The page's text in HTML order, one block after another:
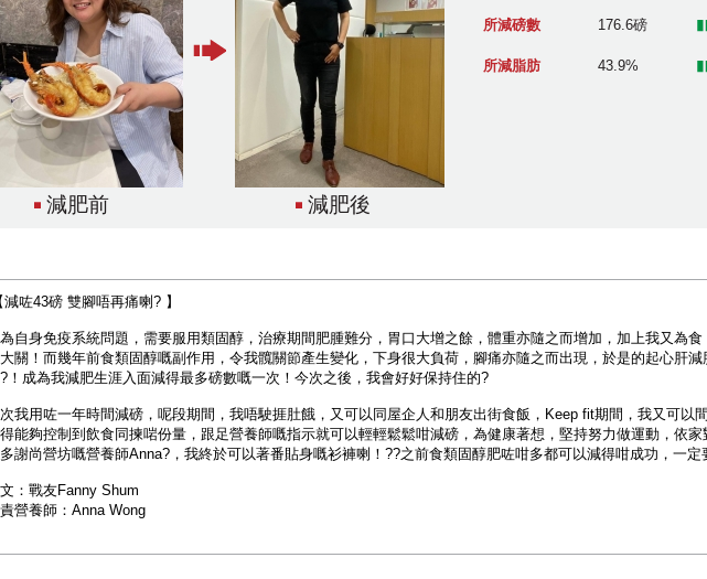
減肥前 減肥後
所減磅數 176.6磅
所減脂肪 43.9%
減咗43磅 雙腳唔再痛喇? 】
自身免疫系統問題，需要服用類固醇，治療期間肥腫難分，胃口大增之餘，體重亦隨之而增加，加上我又為
關！而幾年前食類固醇嘅副作用，令我髖關節產生變化，下身很大負荷，腳痛亦隨之而出現，於是的起心肝
！成為我減肥生涯入面減得最多磅數嘅一次！今次之後，我會好好保持住的?
我用咗一年時間減磅，呢段期間，我唔駛捱肚餓，又可以同屋企人和朋友出街食飯，Keep fit期間，我又可以
能夠控制到飲食同揀啱份量，跟足營養師嘅指示就可以輕輕鬆鬆咁減磅，為健康著想，堅持努力做運動，依
謝尚營坊嘅營養師Anna?，我終於可以著番貼身嘅衫褲喇！??之前食類固醇肥咗咁多都可以減得咁成功，一定
：戰友Fanny Shum
營養師：Anna Wong